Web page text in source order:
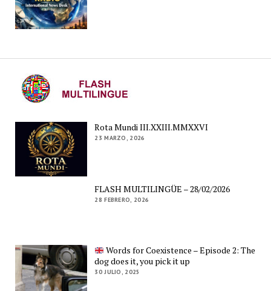
Rota Mundi III.XXIII.MMXXVI
23 MARZO, 2026
FLASH MULTILINGÜE – 28/02/2026
28 FEBRERO, 2026
Words for Coexistence – Episode 2: The
dog does it, you pick it up
30 JULIO, 2025